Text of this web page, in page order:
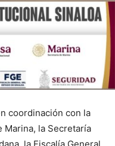
coordinación con la
Marina, la Secretaría